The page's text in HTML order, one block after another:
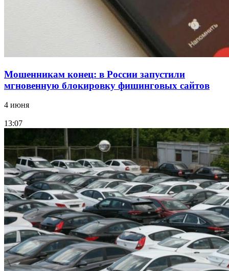
Мошенникам конец: в России запустили
мгновенную блокировку фишинговых сайтов
4 июня
13:07